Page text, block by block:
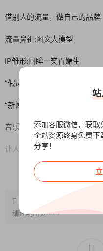
借别人的流量，做自己的品牌
流量鼻祖:图文大模型
IP雏形:回眸一笑百媚生
“假动作”流量模型
“新闻体”塑造权威感
音乐里面的流量密码
让人感觉很便宜的”促销型”视
多人出镜:流量就是制造热闹感
全平台通用的真诚型IP人设
请注明出处~~~
添加客服微信，获取
全站资源终身免费
分享！